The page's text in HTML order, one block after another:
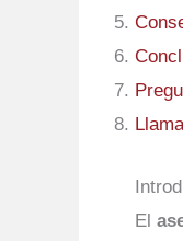
El